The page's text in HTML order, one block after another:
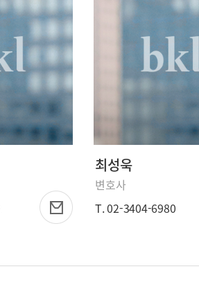
최성욱
변호사
T. 02-3404-6980